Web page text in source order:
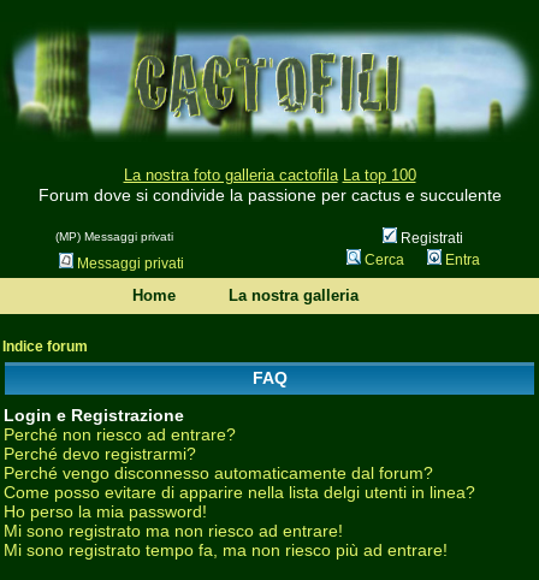
La nostra foto galleria cactofila La top 100
Forum dove si condivide la passione per cactus e succulente
(MP) Messaggi privati
Registrati
Messaggi privati
Cerca Entra
Home La nostra galleria
Indice forum
FAQ
Login e Registrazione
Perché non riesco ad entrare?
Perché devo registrarmi?
Perché vengo disconnesso automaticamente dal forum?
Come posso evitare di apparire nella lista delgi utenti in linea?
Ho perso la mia password!
Mi sono registrato ma non riesco ad entrare!
Mi sono registrato tempo fa, ma non riesco più ad entrare!